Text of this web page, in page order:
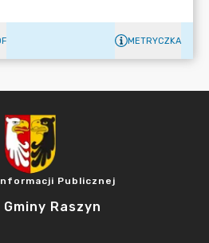
METRYCZKA
Publicznej
Gminy Raszyn